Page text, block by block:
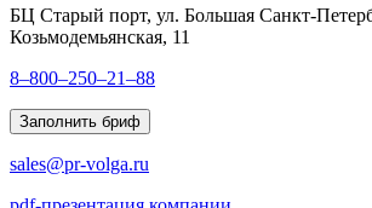
БЦ Старый порт, ул. Большая Санкт-
Козьмодемьянская, 11
8–800–250–21–88
Заполнить бриф
sales@pr-volga.ru